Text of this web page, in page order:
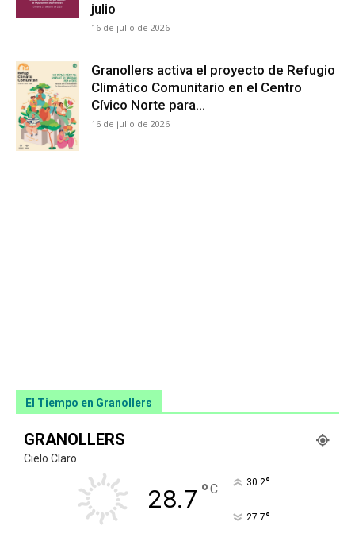
julio
16 de julio de 2026
Granollers activa el proyecto de Refugio
Climático Comunitario en el Centro
Cívico Norte para...
16 de julio de 2026
El Tiempo en Granollers
GRANOLLERS
Cielo Claro
28.7 °C 30.2°
27.7°